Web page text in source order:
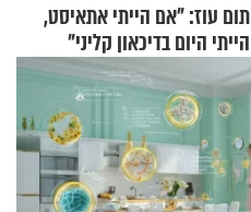
תום עוז: "אם הייתי אתאיסט,
הייתי היום בדיכאון קליני"